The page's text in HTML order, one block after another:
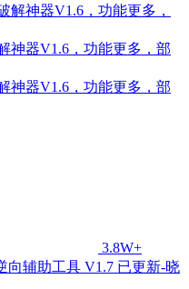
神器V1.6，功能更多，部
神器V1.6，功能更多，部
3.8W+